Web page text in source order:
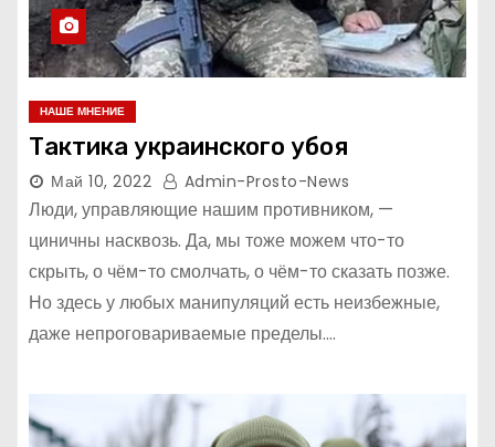
НАШЕ МНЕНИЕ
Тактика украинского убоя
Май 10, 2022 Admin-Prosto-News
Люди, управляющие нашим противником, —
циничны насквозь. Да, мы тоже можем что-то
скрыть, о чём-то смолчать, о чём-то сказать позже.
Но здесь у любых манипуляций есть неизбежные,
даже непроговариваемые пределы.…